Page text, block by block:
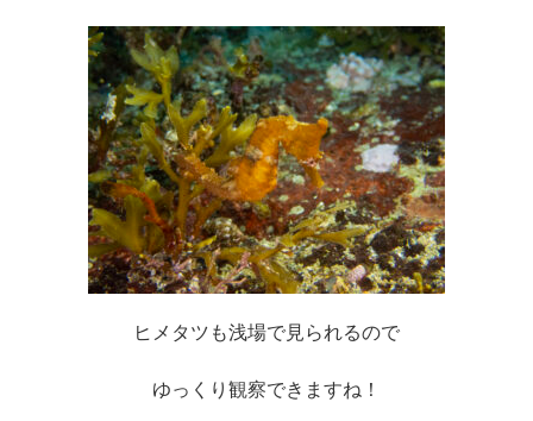
ヒメタツも浅場で見られるので
ゆっくり観察できますね！